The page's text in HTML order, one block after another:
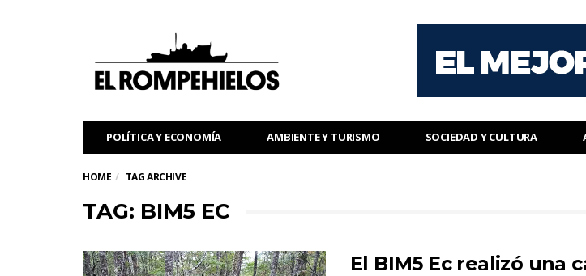
POLÍTICA Y ECONOMÍA AMBIENTE Y TURISMO SOCIEDAD Y CULTURA
HOME TAG ARCHIVE
TAG: BIM5 EC
El BIM5 Ec realizó una